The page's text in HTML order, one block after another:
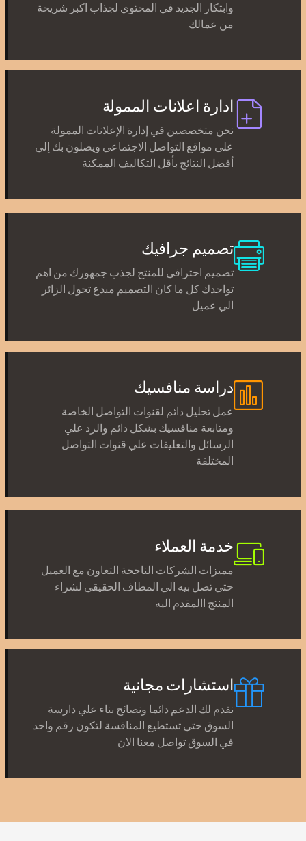
وابتكار الجديد في المحتوي لجذاب اكبر شريحة
من عمالك
ادارة اعلانات الممولة
نحن متخصصين في إدارة الإعلانات الممولة
على مواقع التواصل الاجتماعي ويصلون بك إلي
أفضل النتائج بأقل التكاليف الممكنة
تصميم جرافيك
تصميم احترافي للمنتج لجذب جمهورك من اهم
تواجدك كل ما كان التصميم مبدع تحول الزائر
الي عميل
دراسة منافسيك
عمل تحليل دائم لقنوات التواصل الخاصة
ومتابعة منافسيك بشكل دائم والرد علي
الرسائل والتعليقات علي قنوات التواصل
المختلفة
خدمة العملاء
مميزات الشركات الناجحة التعاون مع العميل
حتي تصل بيه الي المطاف الحقيقي لشراء
المنتج االمقدم اليه
استشارات مجانية
نقدم لك الدعم دائما ونصائح بناء علي دارسة
السوق حتي تستطيع المنافسة لتكون رقم واحد
في السوق تواصل معنا الان